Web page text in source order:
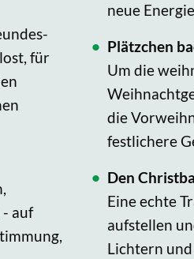
für
auf
neue
Plätzchen
Um die
die
festlichere
Den
Eine echte
aufstellen
Lichtern